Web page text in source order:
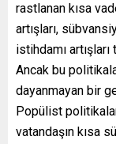
rastlanan kısa
artışları,
istihdamı
Ancak bu
dayanmayan bir
Popülist
vatandaşın kısa